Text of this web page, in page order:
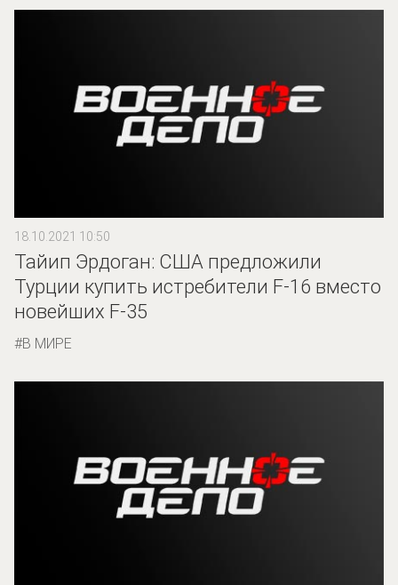
18.10.2021 10:50
Тайип Эрдоган: США предложили
Турции купить истребители F-16 вместо
новейших F-35
В МИРЕ